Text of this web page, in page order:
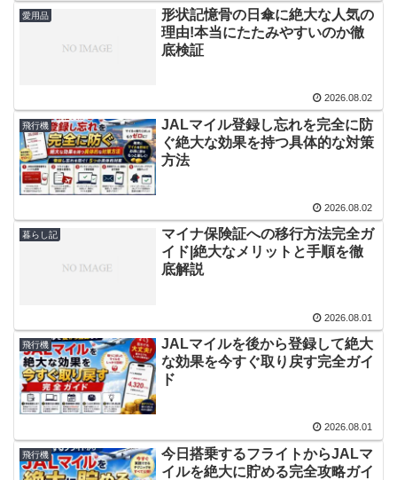
愛用品
形状記憶骨の日傘に絶大な人気の
理由!本当にたたみやすいのか徹
底検証
2026.08.02
飛行機
JALマイル登録し忘れを完全に防
ぐ絶大な効果を持つ具体的な対策
方法
2026.08.02
暮らし記
マイナ保険証への移行方法完全ガ
イド|絶大なメリットと手順を徹
底解説
2026.08.01
飛行機
JALマイルを後から登録して絶大
な効果を今すぐ取り戻す完全ガイ
ド
2026.08.01
飛行機
今日搭乗するフライトからJALマ
イルを絶大に貯める完全攻略ガイ